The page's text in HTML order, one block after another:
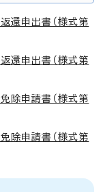
還申出書（様式第
還申出書（様式第
除申請書（様式第
除申請書（様式第